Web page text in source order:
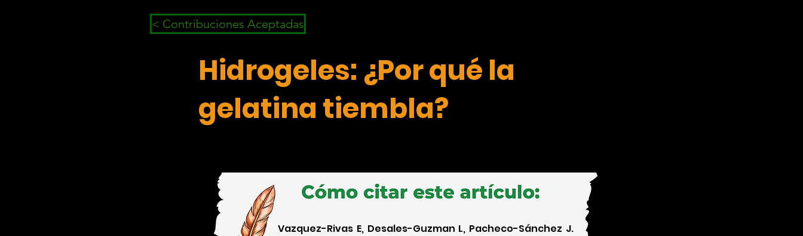
< Contribuciones Aceptadas
Hidrogeles: ¿Por qué la
gelatina tiembla?
Vazquez-Rivas E, Desales-Guzman L, Pacheco-Sánchez J.